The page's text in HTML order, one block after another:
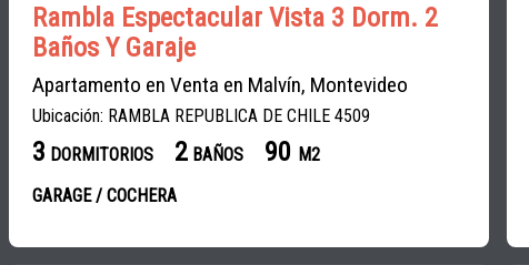
Rambla Espectacular Vista 3 Dorm. 2
Baños Y Garaje
Apartamento en Venta en Malvín, Montevideo
Ubicación: RAMBLA REPUBLICA DE CHILE 4509
3 DORMITORIOS 2 BAÑOS 90 M2
GARAGE / COCHERA